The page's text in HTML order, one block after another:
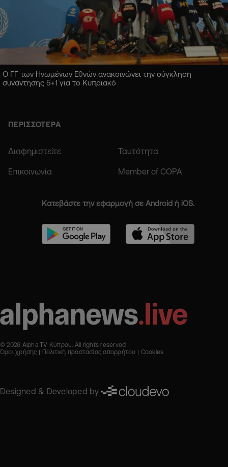
Ο ΓΓ των Ηνωμένων Εθνών ανακοινώνει την σύγκληση
συνάντησης 5+1 για το Κυπριακό
ΠΕΡΙΣΣΟΤΕΡΑ
Διαφημιστείτε Ταυτότητα
Επικοινωνία Member of COPA
Κατεβάστε την εφαρμογή σε Android ή iOS.
© 2026 Alpha TV Κύπρου. All rights reserved
Όροι χρήσης
Πολιτική προστασίας απορρήτου Cookies
Designed & Developed by